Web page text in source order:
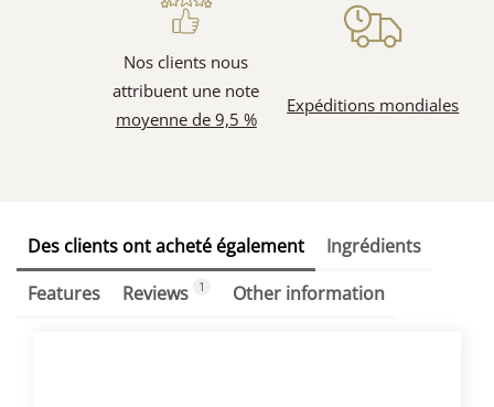
Nos clients nous
attribuent une note
moyenne de 9,5 %
Expéditions mondiales
Des clients ont acheté également
Ingrédients
Features
Reviews 1 Other information